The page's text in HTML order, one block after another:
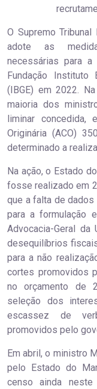
O Supremo
adote as
necessárias para
Fundação
(IBGE) em 2022.
maioria dos
liminar
Originária (ACO)
determinado a
Na ação, o Estado
fosse realizado em
que a falta de
para a formulação
Advocacia-Geral da
desequilíbrios
para a não
cortes promovidos
no orçamento de
seleção dos
escassez de
promovidos pelo
Em abril, o ministro
pelo Estado do
censo ainda